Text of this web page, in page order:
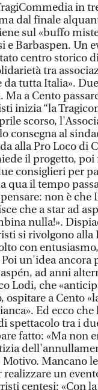
in
dal finale
sul «buffo
e Barbaspen. Un
centro storico
tra
tutta Italia».
a Cento
inizia “la
scorso,
consegna al
alla Pro Loco di
il progetto, poi
consiglieri per
qua il tempo
non è che
che a star ad
nulla!».
si rivolgono alla
con
un'idea ancora
ad anni
Lodi, che
ospitare a Cento
Ed ecco che
spettacolo tra i
fatto: «Ma non
Motivo. Mancano
un
centesi: «Con